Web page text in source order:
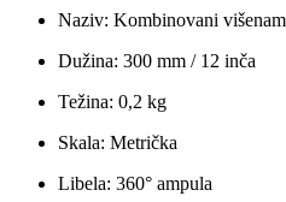
Naziv: Kombinovani
Dužina: 300 mm / 12 inča
Težina: 0,2 kg
Skala: Metrička
Libela: 360° ampula